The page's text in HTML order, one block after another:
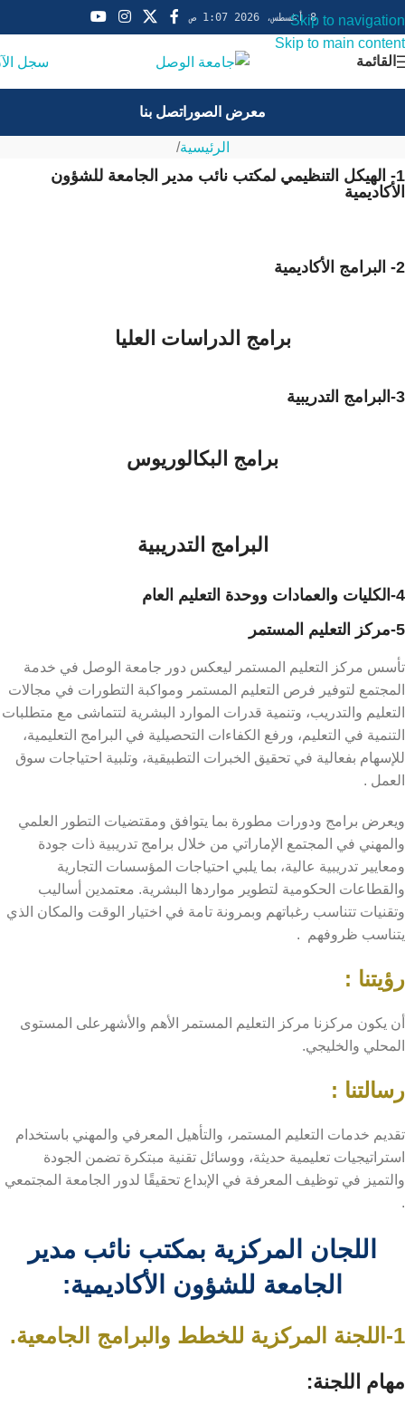
Skip to navigation
Skip to main content
8 أغسطس، 2026 1:07 ص
القائمة سجل
معرض الصور اتصل بنا
الرئيسية/
1- الهيكل التنظيمي لمكتب نائب مدير الجامعة للشؤون
الأكاديمية
2- البرامج الأكاديمية
برامج الدراسات العليا
3-البرامج التدريبية
برامج البكالوريوس
البرامج التدريبية
4-الكليات والعمادات ووحدة التعليم العام
5-مركز التعليم المستمر
تأسس مركز التعليم المستمر ليعكس دور جامعة الوصل في خدمة
المجتمع لتوفير فرص التعليم المستمر ومواكبة التطورات في مجالات
التعليم والتدريب، وتنمية قدرات الموارد البشرية لتتماشى مع متطلبات
التنمية في التعليم، ورفع الكفاءات التحصيلية في البرامج التعليمية،
للإسهام بفعالية في تحقيق الخبرات التطبيقية، وتلبية احتياجات سوق
العمل .
ويعرض برامج ودورات مطورة بما يتوافق ومقتضيات التطور العلمي
والمهني في المجتمع الإماراتي من خلال برامج تدريبية ذات جودة
ومعايير تدريبية عالية، بما يلبي احتياجات المؤسسات التجارية
والقطاعات الحكومية لتطوير مواردها البشرية. معتمدين أساليب
وتقنيات تتناسب رغباتهم وبمرونة تامة في اختيار الوقت والمكان الذي
يتناسب ظروفهم .
رؤيتنا :
أن يكون مركزنا مركز التعليم المستمر الأهم والأشهرعلى المستوى
المحلي والخليجي.
رسالتنا :
تقديم خدمات التعليم المستمر، والتأهيل المعرفي والمهني باستخدام
استراتيجيات تعليمية حديثة، ووسائل تقنية مبتكرة تضمن الجودة
والتميز في توظيف المعرفة في الإبداع تحقيقًا لدور الجامعة المجتمعي
.
اللجان المركزية بمكتب نائب مدير
الجامعة للشؤون الأكاديمية:
1-اللجنة المركزية للخطط والبرامج الجامعية.
مهام اللجنة: